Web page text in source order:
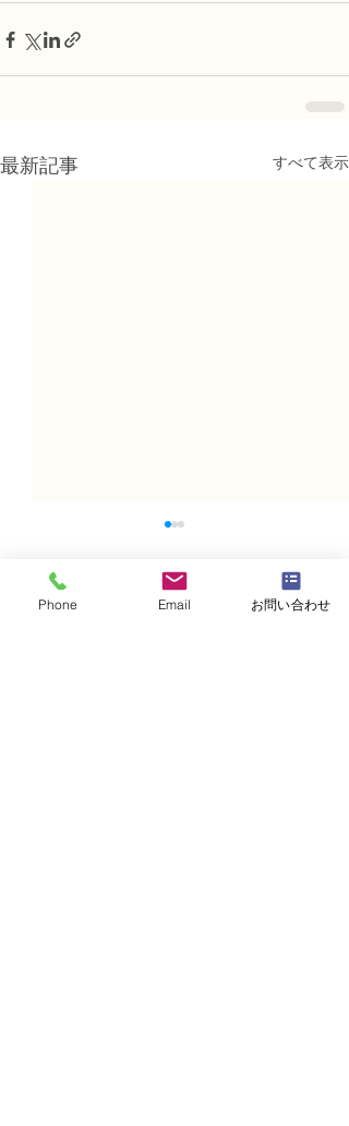
最新記事 すべて表示
コメント
Phone Email お問い合わせ